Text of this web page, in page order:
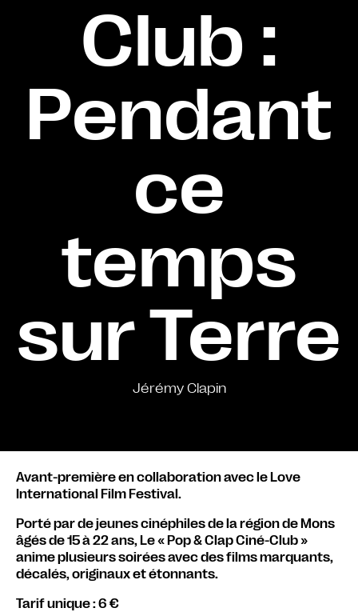
Club :
Pendant
ce
temps
sur Terre
Jérémy Clapin
Avant-première en collaboration avec le Love
International Film Festival.
Porté par de jeunes cinéphiles de la région de Mons
âgés de 15 à 22 ans, Le « Pop & Clap Ciné-Club »
anime plusieurs soirées avec des films marquants,
décalés, originaux et étonnants.
Tarif unique : 6 €